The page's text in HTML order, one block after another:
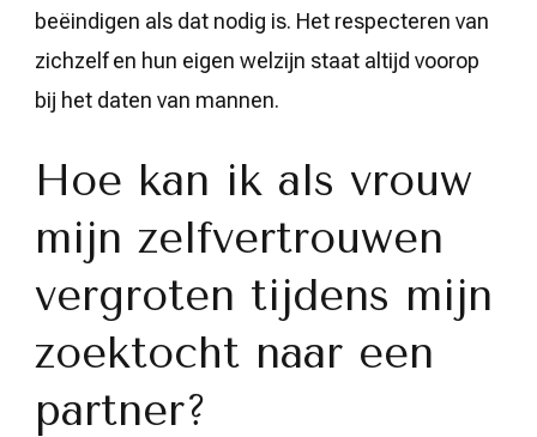
beëindigen als dat nodig is. Het respecteren van
zichzelf en hun eigen welzijn staat altijd voorop
bij het daten van mannen.
Hoe kan ik als vrouw
mijn zelfvertrouwen
vergroten tijdens mijn
zoektocht naar een
partner?